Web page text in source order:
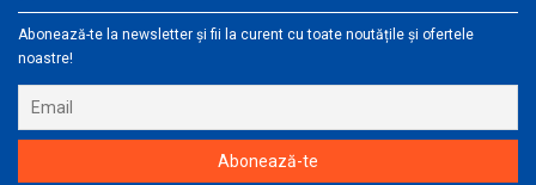
Abonează-te la newsletter și fii la curent cu toate noutățile și ofertele
noastre!